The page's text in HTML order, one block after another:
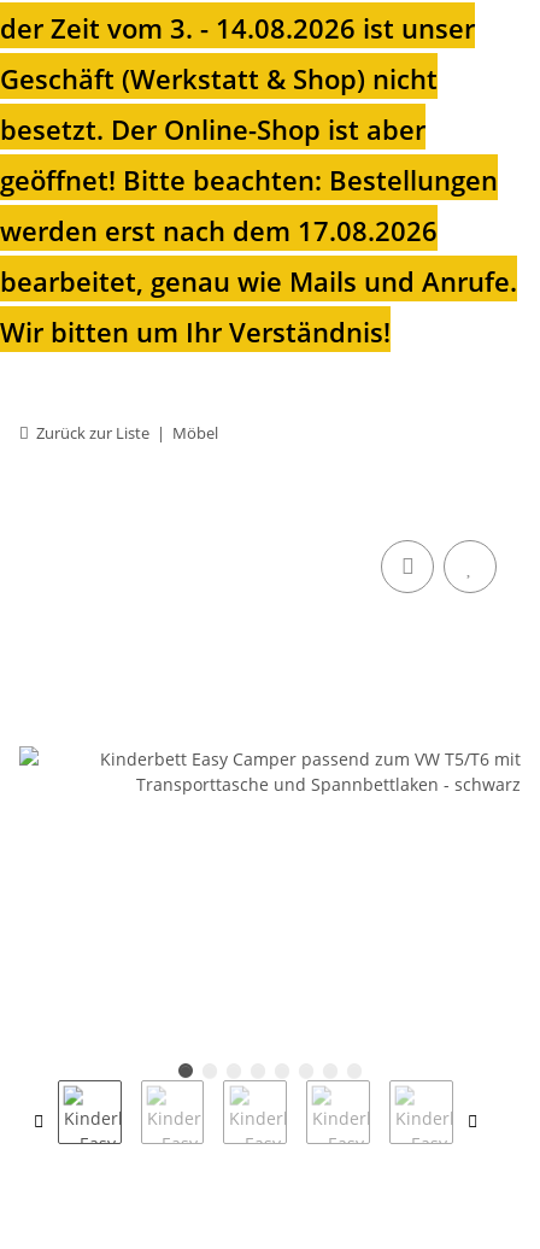
der Zeit vom 3. - 14.08.2026 ist unser
Geschäft (Werkstatt & Shop) nicht
besetzt. Der Online-Shop ist aber
geöffnet! Bitte beachten: Bestellungen
werden erst nach dem 17.08.2026
bearbeitet, genau wie Mails und Anrufe.
Wir bitten um Ihr Verständnis!
Zurück zur Liste Möbel